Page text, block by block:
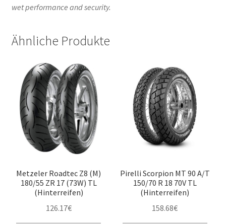
wet performance and security.
Ähnliche Produkte
Metzeler Roadtec Z8 (M)
180/55 ZR 17 (73W) TL
(Hinterreifen)
126.17€
Pirelli Scorpion MT 90 A/T
150/70 R 18 70V TL
(Hinterreifen)
158.68€